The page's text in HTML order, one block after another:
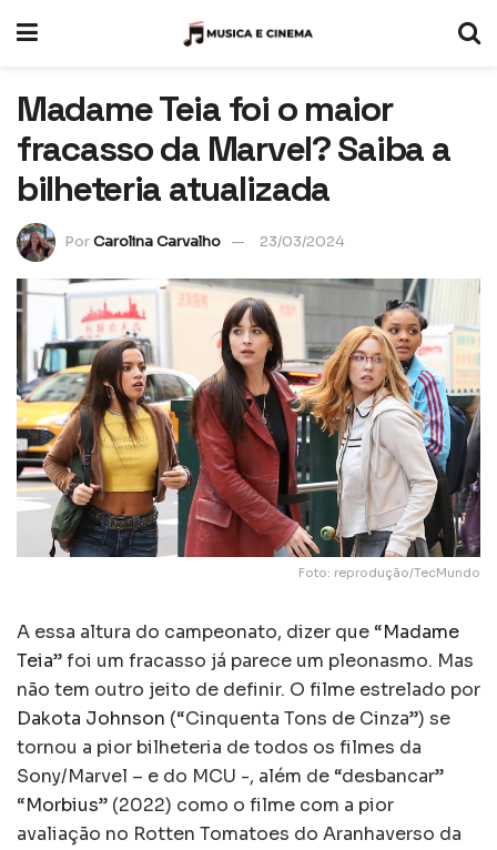
Madame Teia foi o maior
fracasso da Marvel? Saiba a
bilheteria atualizada
PorCarolina Carvalho 23/03/2024
Foto: reprodução/TecMundo
A essa altura do campeonato, dizer que “Madame
Teia” foi um fracasso já parece um pleonasmo. Mas
não tem outro jeito de definir. O filme estrelado por
Dakota Johnson (“Cinquenta Tons de Cinza”) se
tornou a pior bilheteria de todos os filmes da
Sony/Marvel – e do MCU -, além de “desbancar”
“Morbius” (2022) como o filme com a pior
avaliação no Rotten Tomatoes do Aranhaverso da